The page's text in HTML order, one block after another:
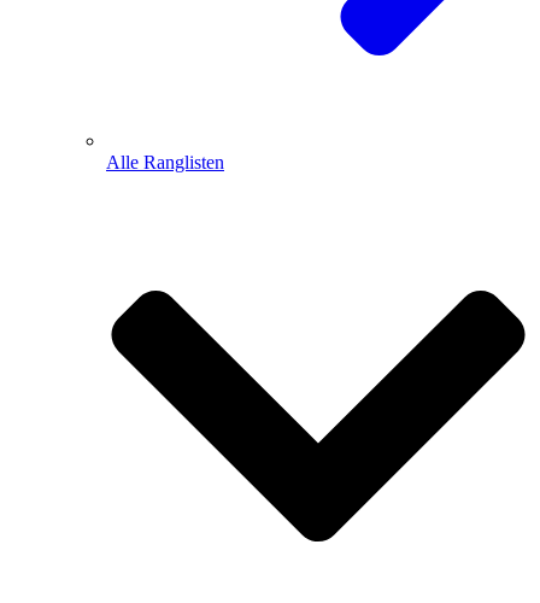
Alle Ranglisten